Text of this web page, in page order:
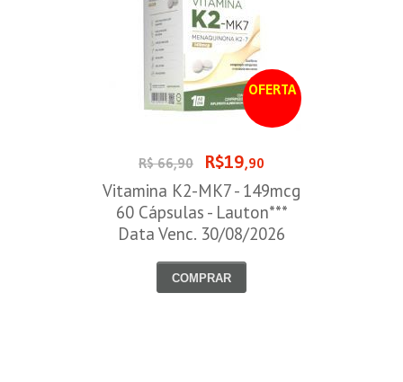
OFERTA
R$ 66,90 R$19,90
Vitamina K2-MK7 - 149mcg
60 Cápsulas - Lauton***
Data Venc. 30/08/2026
COMPRAR